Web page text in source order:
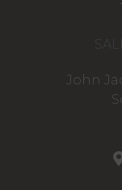
John